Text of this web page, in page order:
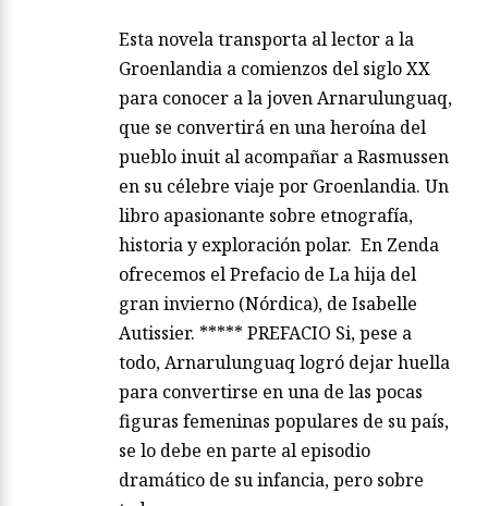
Esta novela transporta al lector a la
Groenlandia a comienzos del siglo XX
para conocer a la joven Arnarulunguaq,
que se convertirá en una heroína del
pueblo inuit al acompañar a Rasmussen
en su célebre viaje por Groenlandia. Un
libro apasionante sobre etnografía,
historia y exploración polar. En Zenda
ofrecemos el Prefacio de La hija del
gran invierno (Nórdica), de Isabelle
Autissier. ***** PREFACIO Si, pese a
todo, Arnarulunguaq logró dejar huella
para convertirse en una de las pocas
figuras femeninas populares de su país,
se lo debe en parte al episodio
dramático de su infancia, pero sobre